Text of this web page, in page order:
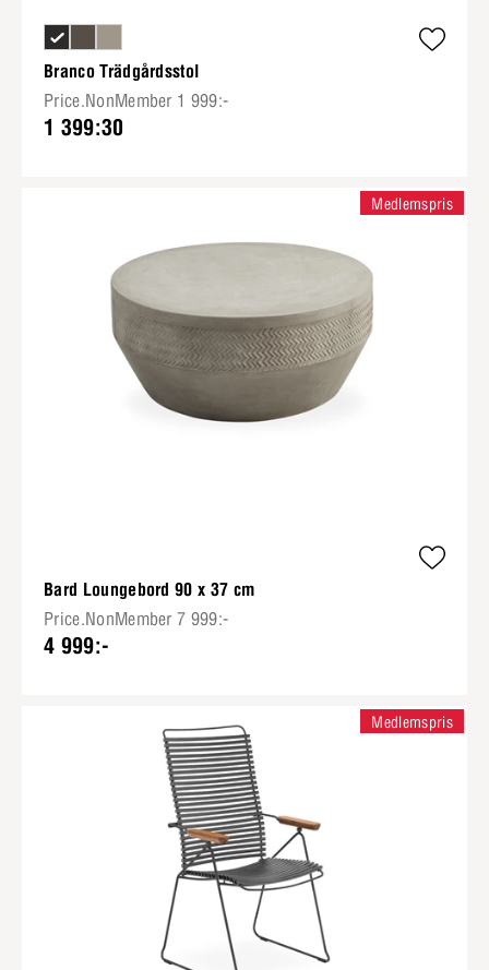
Branco Trädgårdsstol
Price.NonMember 1 999:-
1 399:30
Bard Loungebord 90 x 37 cm
Price.NonMember 7 999:-
4 999:-
Medlemspris
Medlemspris